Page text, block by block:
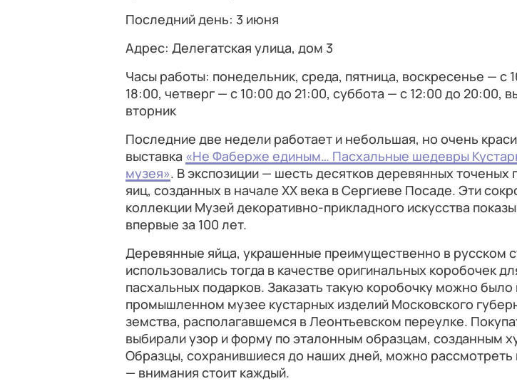
Последний день: 3 июня
Адрес: Делегатская улица, дом 3
Часы работы: понедельник, среда, пятница, воскресенье — с
18:00, четверг — с 10:00 до 21:00, суббота — с 12:00 до 20:00,
вторник
Последние две недели работает и небольшая, но очень
выставка «Не Фаберже единым… Пасхальные шедевры
музея». В экспозиции — шесть десятков деревянных точеных
яиц, созданных в начале ХХ века в Сергиеве Посаде. Эти
коллекции Музей декоративно-прикладного искусства
впервые за 100 лет.
Деревянные яйца, украшенные преимущественно в русском
использовались тогда в качестве оригинальных коробочек
пасхальных подарков. Заказать такую коробочку можно было
промышленном музее кустарных изделий Московского
земства, располагавшемся в Леонтьевском переулке.
выбирали узор и форму по эталонным образцам, созданным
Образцы, сохранившиеся до наших дней, можно рассмотреть
— внимания стоит каждый.